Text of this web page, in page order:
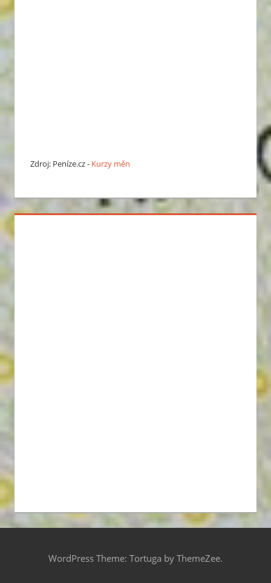
Zdroj: Peníze.cz - Kurzy měn
WordPress Theme: Tortuga by ThemeZee.